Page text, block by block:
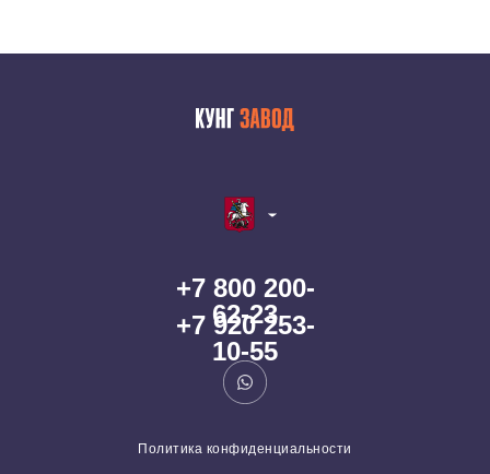
+7 800 200-
62-23
+7 920 253-
10-55
Политика конфиденциальности